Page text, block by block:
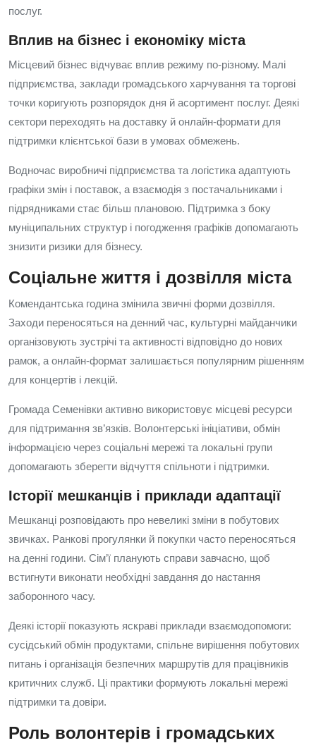
послуг.
Вплив на бізнес і економіку міста
Місцевий бізнес відчуває вплив режиму по-різному. Малі
підприємства, заклади громадського харчування та торгові
точки коригують розпорядок дня й асортимент послуг. Деякі
сектори переходять на доставку й онлайн-формати для
підтримки клієнтської бази в умовах обмежень.
Водночас виробничі підприємства та логістика адаптують
графіки змін і поставок, а взаємодія з постачальниками і
підрядниками стає більш плановою. Підтримка з боку
муніципальних структур і погодження графіків допомагають
знизити ризики для бізнесу.
Соціальне життя і дозвілля міста
Комендантська година змінила звичні форми дозвілля.
Заходи переносяться на денний час, культурні майданчики
організовують зустрічі та активності відповідно до нових
рамок, а онлайн-формат залишається популярним рішенням
для концертів і лекцій.
Громада Семенівки активно використовує місцеві ресурси
для підтримання зв’язків. Волонтерські ініціативи, обмін
інформацією через соціальні мережі та локальні групи
допомагають зберегти відчуття спільноти і підтримки.
Історії мешканців і приклади адаптації
Мешканці розповідають про невеликі зміни в побутових
звичках. Ранкові прогулянки й покупки часто переносяться
на денні години. Сім’ї планують справи завчасно, щоб
встигнути виконати необхідні завдання до настання
заборонного часу.
Деякі історії показують яскраві приклади взаємодопомоги:
сусідський обмін продуктами, спільне вирішення побутових
питань і організація безпечних маршрутів для працівників
критичних служб. Ці практики формують локальні мережі
підтримки та довіри.
Роль волонтерів і громадських